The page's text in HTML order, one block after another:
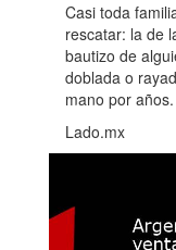
Casi toda
rescatar: la de
bautizo de
doblada o
mano por años.
Lado.mx